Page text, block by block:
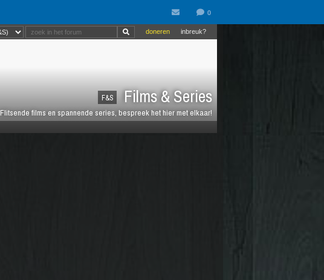
F&S Films & Series
Flitsende films en spannende series, bespreek het hier met elkaar!
inbreuk?
doneren